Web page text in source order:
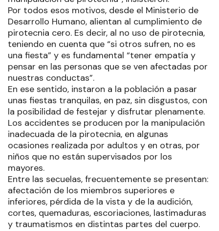
Por todos esos motivos, desde el Ministerio de
Desarrollo Humano, alientan al cumplimiento de
pirotecnia cero. Es decir, al no uso de pirotecnia,
teniendo en cuenta que “si otros sufren, no es
una fiesta” y es fundamental “tener empatía y
pensar en las personas que se ven afectadas por
nuestras conductas”.
En ese sentido, instaron a la población a pasar
unas fiestas tranquilas, en paz, sin disgustos, con
la posibilidad de festejar y disfrutar plenamente.
Los accidentes se producen por la manipulación
inadecuada de la pirotecnia, en algunas
ocasiones realizada por adultos y en otras, por
niños que no están supervisados por los
mayores.
Entre las secuelas, frecuentemente se presentan:
afectación de los miembros superiores e
inferiores, pérdida de la vista y de la audición,
cortes, quemaduras, escoriaciones, lastimaduras
y traumatismos en distintas partes del cuerpo.